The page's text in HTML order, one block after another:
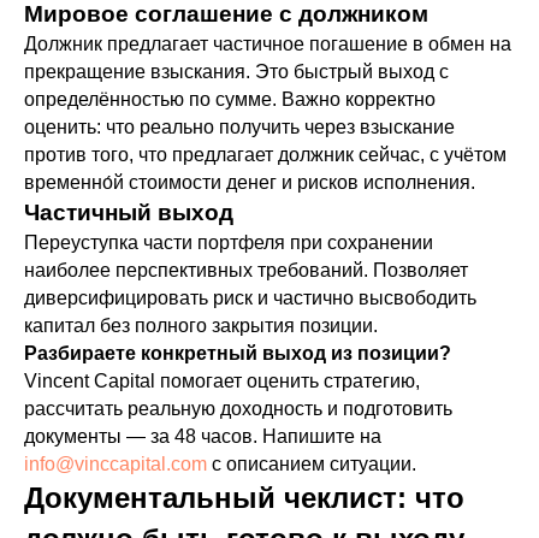
Мировое соглашение с должником
Должник предлагает частичное погашение в обмен на
прекращение взыскания. Это быстрый выход с
определённостью по сумме. Важно корректно
оценить: что реально получить через взыскание
против того, что предлагает должник сейчас, с учётом
временно́й стоимости денег и рисков исполнения.
Частичный выход
Переуступка части портфеля при сохранении
наиболее перспективных требований. Позволяет
диверсифицировать риск и частично высвободить
капитал без полного закрытия позиции.
Разбираете конкретный выход из позиции?
Vincent Capital помогает оценить стратегию,
рассчитать реальную доходность и подготовить
документы — за 48 часов. Напишите на
info@vinccapital.com с описанием ситуации.
Документальный чеклист: что